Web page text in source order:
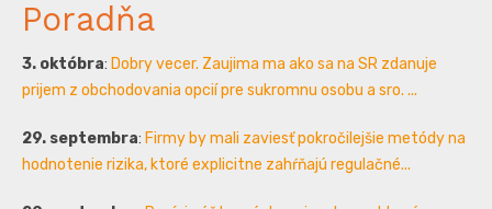
Poradňa
3. októbra: Dobry vecer. Zaujima ma ako sa na SR zdanuje
prijem z obchodovania opcií pre sukromnu osobu a sro. ...
29. septembra: Firmy by mali zaviesť pokročilejšie metódy na
hodnotenie rizika, ktoré explicitne zahŕňajú regulačné...